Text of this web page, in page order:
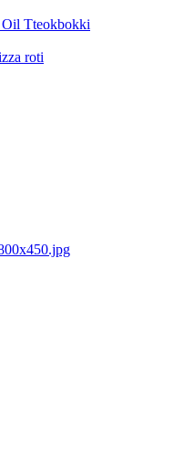
Tteokbokki
roti